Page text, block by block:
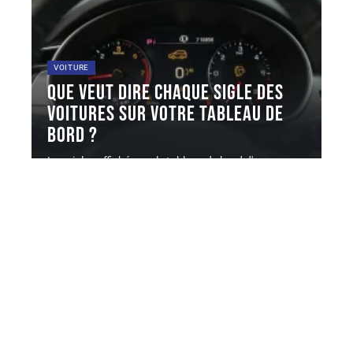
VOITURE
Que veut dire chaque sigle des
voitures sur votre tableau de
bord ?
Les sigles affichés sur le tableau de bord d'une